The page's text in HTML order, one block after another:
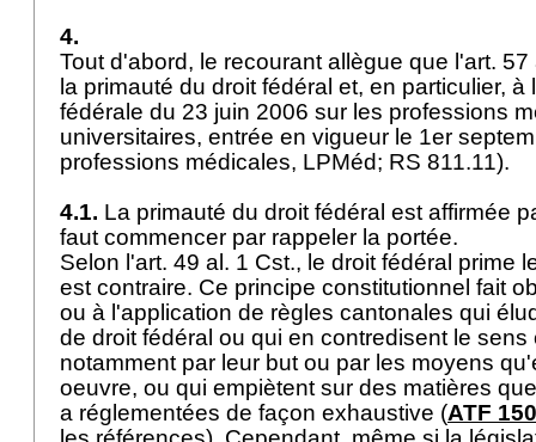
4.
Tout d'abord, le recourant allègue que l'art.
la primauté du droit fédéral et, en particulier, à
fédérale du 23 juin 2006 sur les professions
universitaires, entrée en vigueur le 1er
professions médicales, LPMéd; RS 811.11).
4.1. La primauté du droit fédéral est affirmée
faut commencer par rappeler la portée.
Selon l'art. 49 al. 1 Cst., le droit fédéral prime
est contraire. Ce principe constitutionnel fait
ou à l'application de règles cantonales qui
de droit fédéral ou qui en contredisent le sens
notamment par leur but ou par les moyens
oeuvre, ou qui empiètent sur des matières
a réglementées de façon exhaustive (ATF